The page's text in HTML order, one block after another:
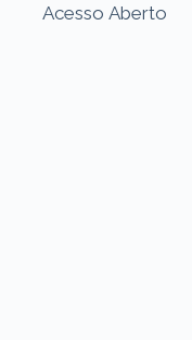
Acesso Aberto